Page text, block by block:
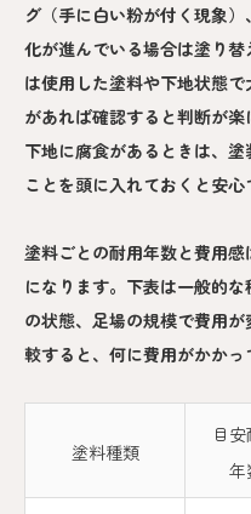
グ（手に白い粉が付く現象
化が進んでいる場合は塗り
は使用した塗料や下地状態
があれば確認すると判断が
下地に腐食があるときは、
ことを頭に入れておくと安心
塗料ごとの耐用年数と費用
になります。下表は一般的
の状態、足場の規模で費用
較すると、何に費用がかかっ
塗料種類
目
年